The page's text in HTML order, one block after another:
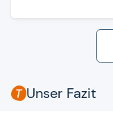
Unser Fazit